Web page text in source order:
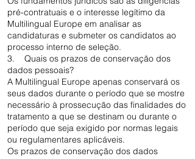
pré-contratuais e o interesse legítimo da
Multilingual Europe em analisar as
candidaturas e submeter os candidatos ao
processo interno de seleção.
3. Quais os prazos de conservação dos
dados pessoais?
A Multilingual Europe apenas conservará os
seus dados durante o período que se mostre
necessário à prossecução das finalidades do
tratamento a que se destinam ou durante o
período que seja exigido por normas legais
ou regulamentares aplicáveis.
Os prazos de conservação dos dados